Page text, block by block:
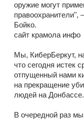
оружие могут
правоохранители",
Бойко.
сайт крамола инфо
Мы, КиберБеркут,
что сегодня истек
отпущенный нами
на прекращение
людей на Донбассе.
В очередной раз